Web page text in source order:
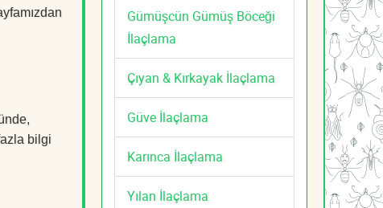
bilgi
Gümüşcün Gümüş Böceği
İlaçlama
Çıyan & Kırkayak İlaçlama
Güve İlaçlama
Karınca İlaçlama
Yılan İlaçlama